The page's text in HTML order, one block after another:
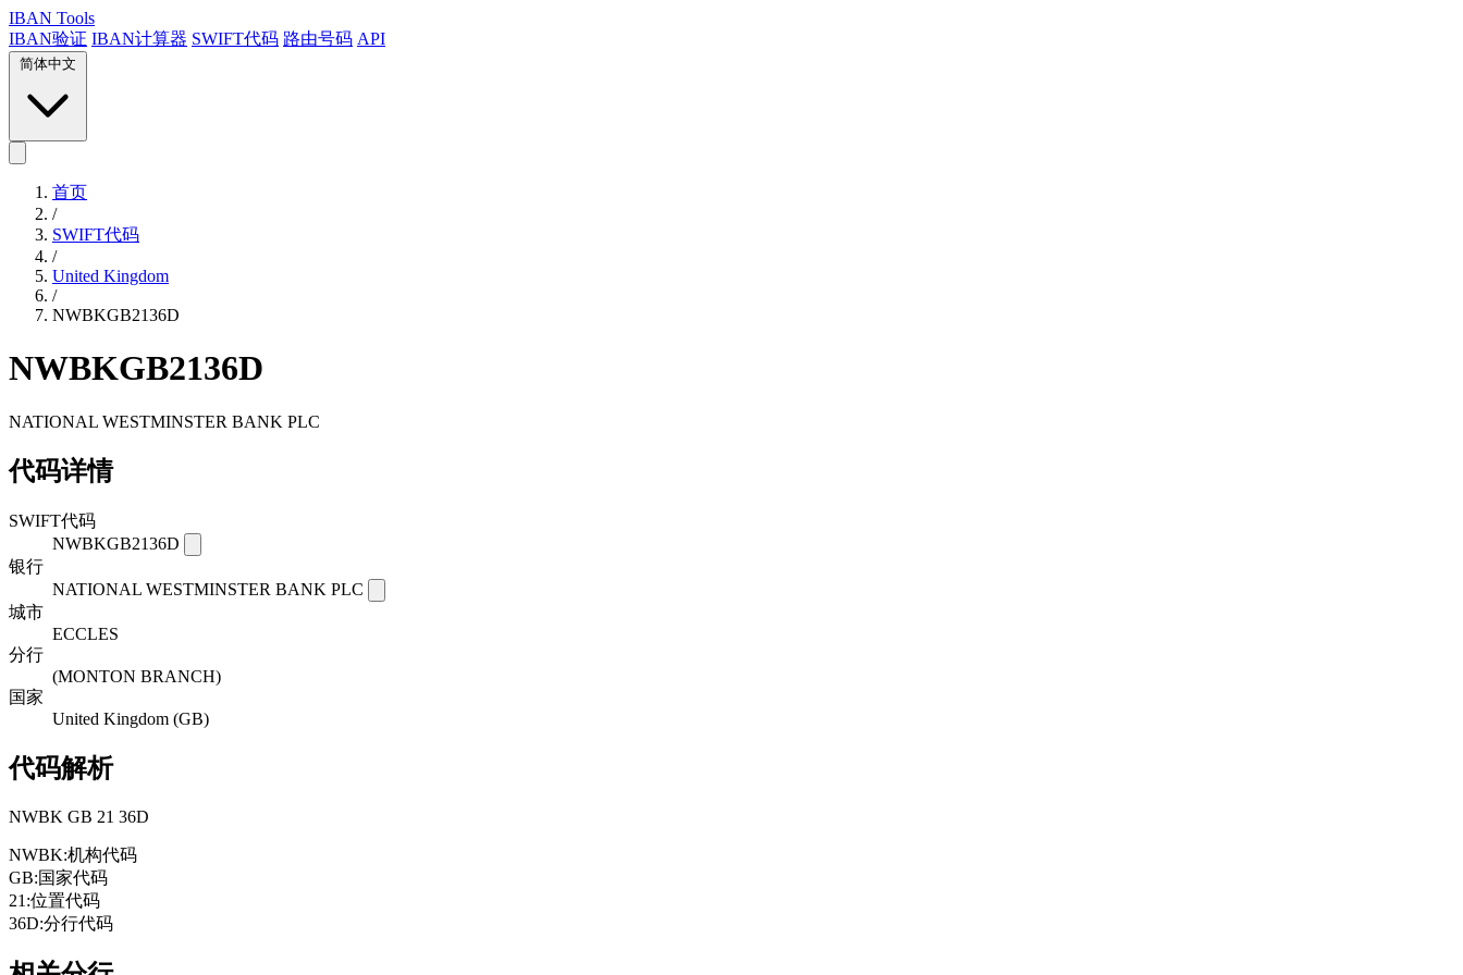
IBAN Tools
IBAN验证 IBAN计算器 SWIFT代码 路由号码 API
简体中文
首页
/
SWIFT代码
/
United Kingdom
/
NWBKGB2136D
NWBKGB2136D
NATIONAL WESTMINSTER BANK PLC
代码详情
SWIFT代码
NWBKGB2136D
银行
NATIONAL WESTMINSTER BANK PLC
城市
ECCLES
分行
(MONTON BRANCH)
国家
United Kingdom (GB)
代码解析
NWBK GB 21 36D
NWBK:机构代码
GB:国家代码
21:位置代码
36D:分行代码